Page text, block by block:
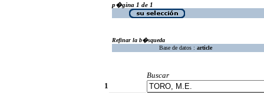
p�gina 1 de 1
Refinar la b�squeda
Base de datos : article
Buscar
1